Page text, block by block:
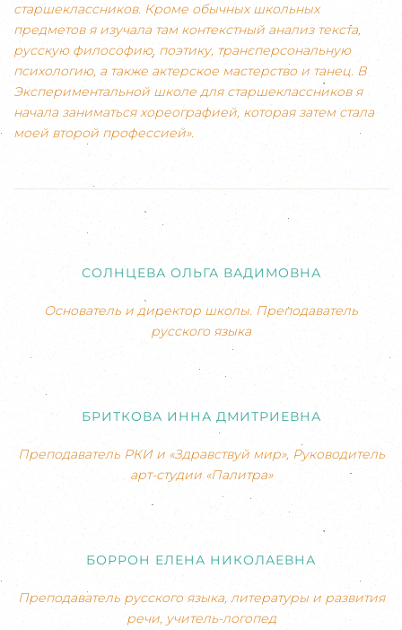
старшеклассников. Кроме обычных школьных
предметов я изучала там контекстный анализ текста,
русскую философию, поэтику, трансперсональную
психологию, а также актерское мастерство и танец. В
Экспериментальной школе для старшеклассников я
начала заниматься хореографией, которая затем стала
моей второй профессией».
СОЛНЦЕВА ОЛЬГА ВАДИМОВНА
Основатель и директор школы. Преподаватель
русского языка
БРИТКОВА ИННА ДМИТРИЕВНА
Преподаватель РКИ и «Здравствуй мир», Руководитель
арт-студии «Палитра»
БОРРОН ЕЛЕНА НИКОЛАЕВНА
Преподаватель русского языка, литературы и развития
речи, учитель-логопед